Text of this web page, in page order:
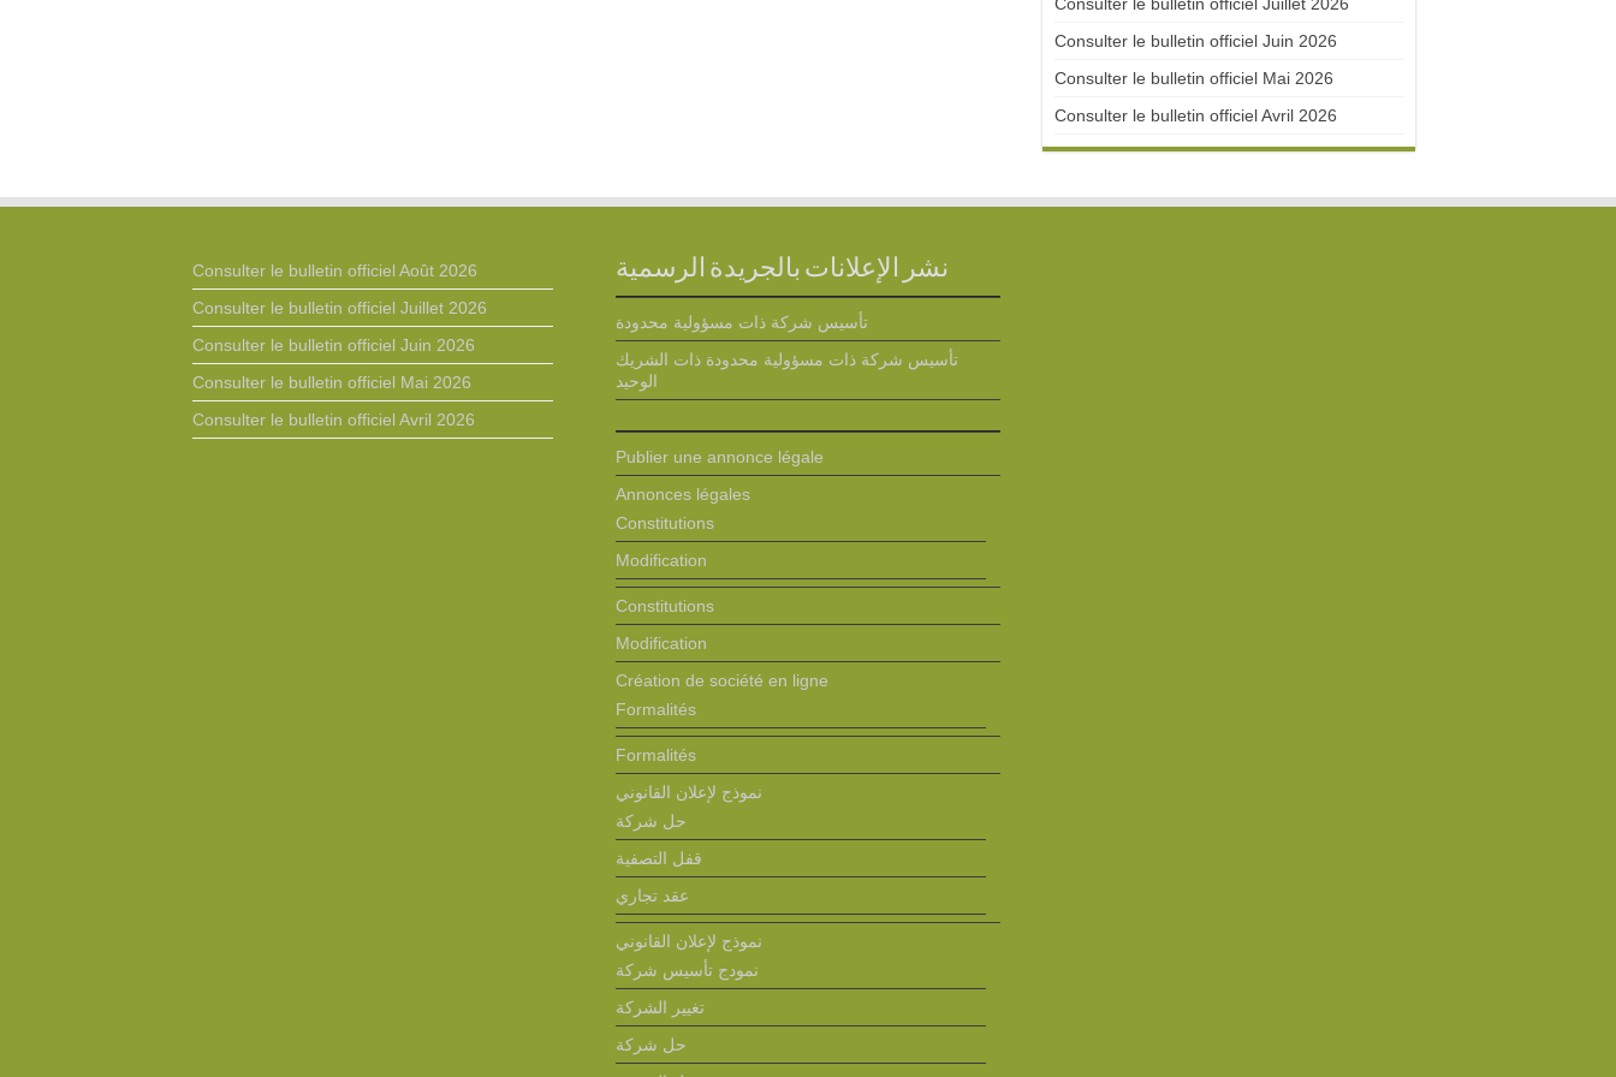
Consulter le bulletin officiel Juin 2026
Consulter le bulletin officiel Mai 2026
Consulter le bulletin officiel Avril 2026
Consulter le bulletin officiel Août 2026
Consulter le bulletin officiel Juillet 2026
Consulter le bulletin officiel Juin 2026
Consulter le bulletin officiel Mai 2026
Consulter le bulletin officiel Avril 2026
نشر الإعلانات بالجريدة الرسمية
تأسيس شركة ذات مسؤولية محدودة
تأسيس شركة ذات مسؤولية محدودة ذات الشريك
الوحيد
Publier une annonce légale
Annonces légales
Constitutions
Modification
Constitutions
Modification
Création de société en ligne
Formalités
Formalités
نموذج لإعلان القانوني
حل شركة
قفل التصفية
عقد تجاري
نموذج لإعلان القانوني
نمودج تأسيس شركة
تغيير الشركة
حل شركة